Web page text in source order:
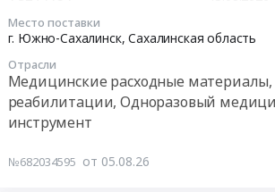
Место поставки
г. Южно-Сахалинск,Сахалинская область
Отрасли
Медицинские расходные материалы,
реабилитации, Одноразовый
инструмент
№682034595 от 05.08.26